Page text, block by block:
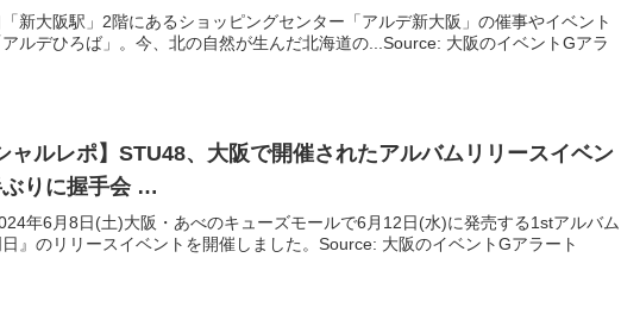
新大阪駅」2階にあるショッピングセンター「アルデ新大阪」の催事やイベント
ルデひろば」。今、北の自然が生んだ北海道の...Source: 大阪のイベントGアラ
ャルレポ】STU48、 大阪で開催されたアルバムリリースイベン
ぶりに握手会 …
年6月8日(土)大阪・あべのキューズモールで6月12日(水)に発売する1stアルバム
日』のリリースイベントを開催しました。Source: 大阪のイベントGアラート